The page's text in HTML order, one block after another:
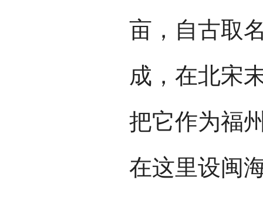
亩，自古取
成，在北宋
把它作为福
在这里设闽